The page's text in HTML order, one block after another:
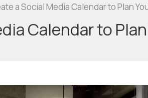
a Social Media Calendar to Plan
Calendar to